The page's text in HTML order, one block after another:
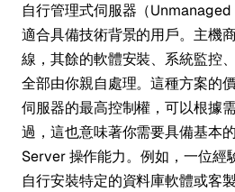
自行管理式伺服器（
適合具備技術背景的用戶。主機
線，其餘的軟體安裝、系統監控
全部由你親自處理。這種方案的
伺服器的最高控制權，可以根據
過，這也意味著你需要具備基本
Server 操作能力。例如，一位經
自行安裝特定的資料庫軟體或客